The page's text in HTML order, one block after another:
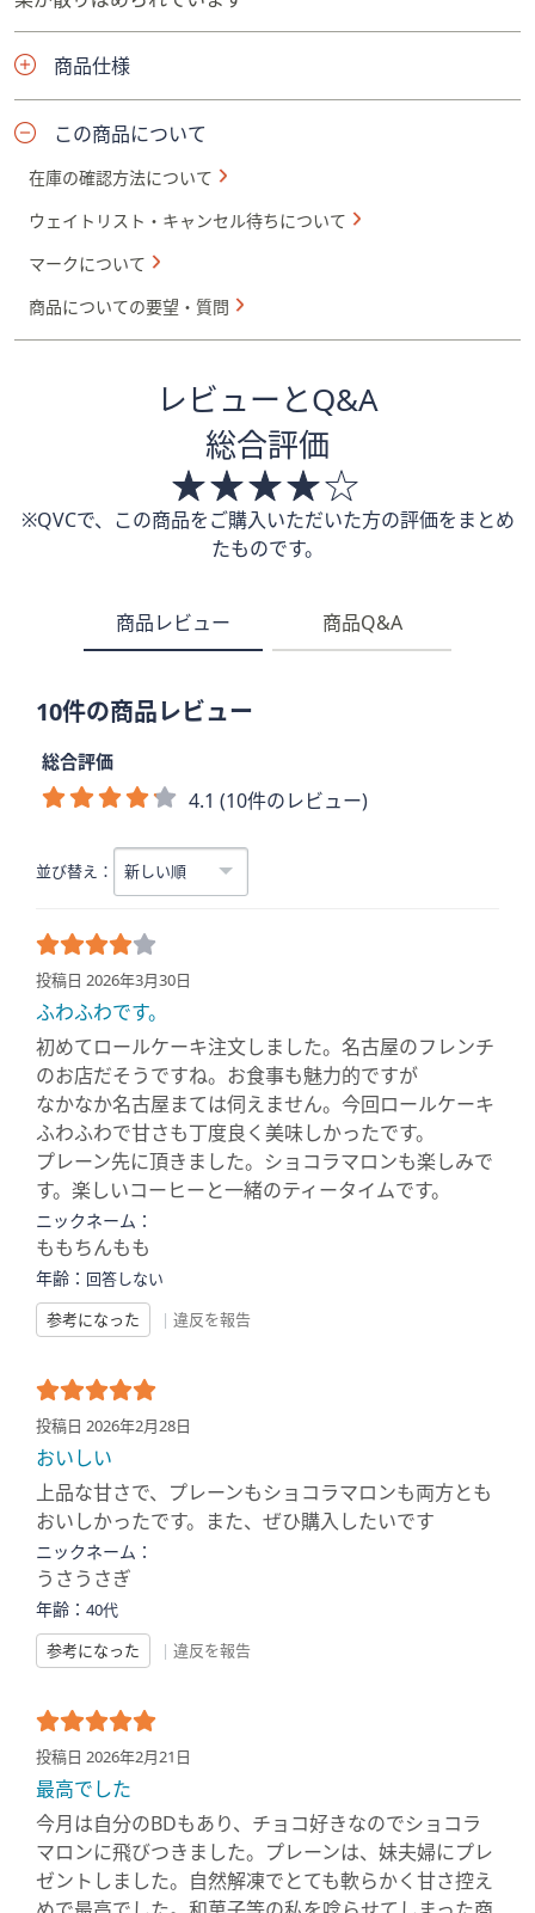
商品仕様
この商品について
在庫の確認方法について
ウェイトリスト・キャンセル待ちについて
マークについて
商品についての要望・質問
レビューとQ&A
総合評価
※QVCで、この商品をご購入いただいた方の評価をまとめ
たものです。
商品レビュー 商品Q&A
10件の商品レビュー
総合評価
4.1 (10件のレビュー)
並び替え：
投稿日 2026年3月30日
ふわふわです。
初めてロールケーキ注文しました。名古屋のフレンチ
のお店だそうですね。お食事も魅力的ですが
なかなか名古屋まては伺えません。今回ロールケーキ
ふわふわで甘さも丁度良く美味しかったです。
プレーン先に頂きました。ショコラマロンも楽しみで
す。楽しいコーヒーと一緒のティータイムです。
ニックネーム：
ももちんもも
年齢： 回答しない
参考になった
| 違反を報告
投稿日 2026年2月28日
おいしい
上品な甘さで、プレーンもショコラマロンも両方とも
おいしかったです。また、ぜひ購入したいです
ニックネーム：
うさうさぎ
年齢： 40代
参考になった
| 違反を報告
投稿日 2026年2月21日
最高でした
今月は自分のBDもあり、チョコ好きなのでショコラ
マロンに飛びつきました。プレーンは、妹夫婦にプレ
ゼントしました。自然解凍でとても軟らかく甘さ控え